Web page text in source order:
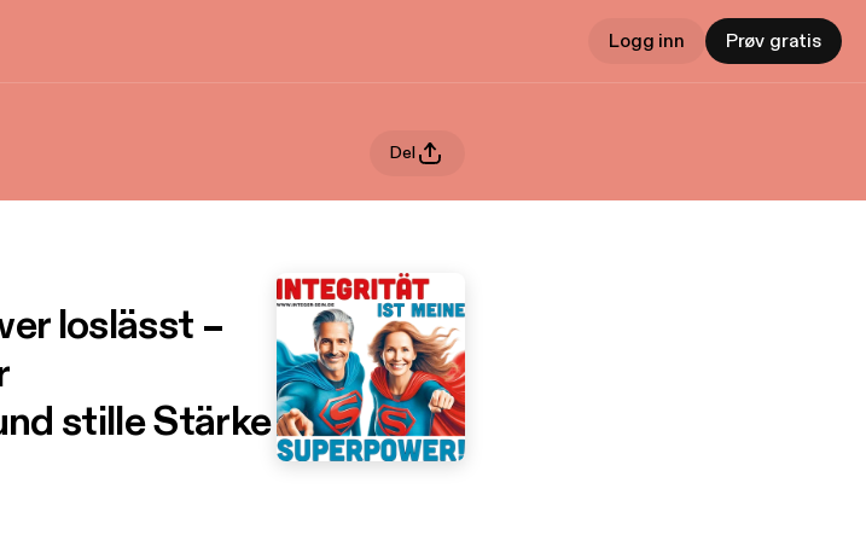
Logg inn Prøv gratis
Del
loslässt –
stille Stärke